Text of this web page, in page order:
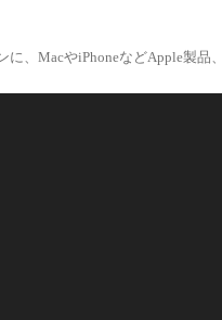
、MacやiPhoneなどApple製品